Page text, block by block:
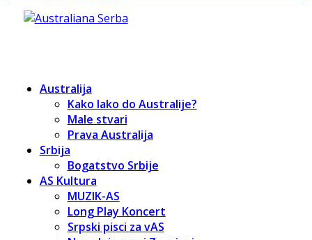
Australija
Kako lako do Australije?
Male stvari
Prava Australija
Srbija
Bogatstvo Srbije
AS Kultura
MUZIK-AS
Long Play Koncert
Srpski pisci za vAS